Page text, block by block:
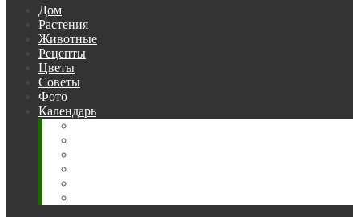
Дом
Растения
Животные
Рецепты
Цветы
Советы
Фото
Календарь